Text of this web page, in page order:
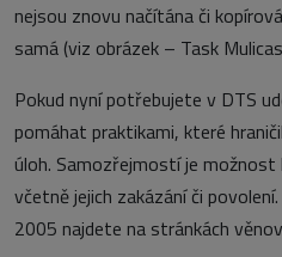
nejsou znovu načítána či
samá (viz obrázek – Task
Pokud nyní potřebujete v DTS
pomáhat praktikami, které
úloh. Samozřejmostí je
včetně jejich zakázání či
2005 najdete na stránkách